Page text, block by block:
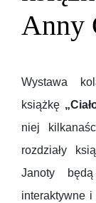
Anny
Wystawa
książkę
niej
rozdziały
Janoty będą
interaktywne